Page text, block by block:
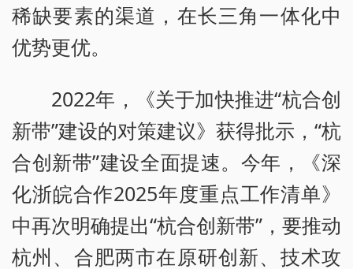
稀缺要素的渠道，在长三角一体化中
优势更优。
2022年，《关于加快推进“杭合创
新带”建设的对策建议》获得批示，“杭
合创新带”建设全面提速。今年，《深
化浙皖合作2025年度重点工作清单》
中再次明确提出“杭合创新带”，要推动
杭州、合肥两市在原研创新、技术攻